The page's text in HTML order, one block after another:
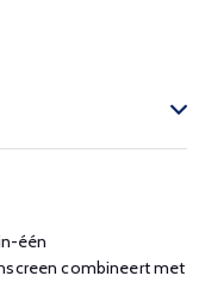
één
combineert met